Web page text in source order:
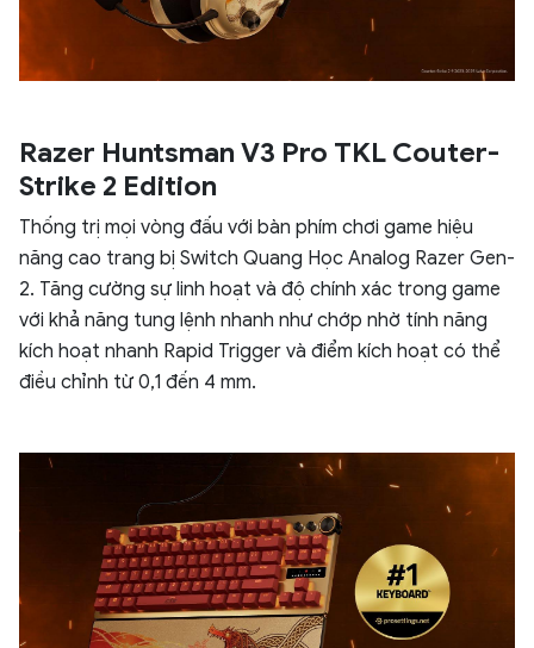
Razer Huntsman V3 Pro TKL Couter-
Strike 2 Edition
Thống trị mọi vòng đấu với bàn phím chơi game hiệu
năng cao trang bị Switch Quang Học Analog Razer Gen-
2. Tăng cường sự linh hoạt và độ chính xác trong game
với khả năng tung lệnh nhanh như chớp nhờ tính năng
kích hoạt nhanh Rapid Trigger và điểm kích hoạt có thể
điều chỉnh từ 0,1 đến 4 mm.